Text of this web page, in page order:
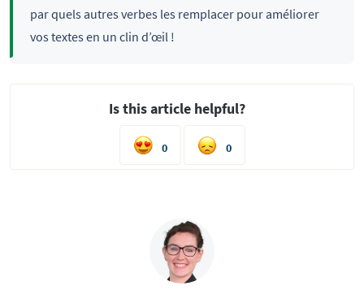
par quels autres verbes les remplacer pour améliorer
vos textes en un clin d’œil !
Is this article helpful?
0 0